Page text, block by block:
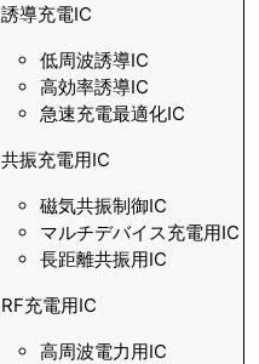
誘導充電IC
低周波誘導IC
高効率誘導IC
急速充電最適化IC
共振充電用IC
磁気共振制御IC
マルチデバイス充電用IC
長距離共振用IC
RF充電用IC
高周波電力用IC